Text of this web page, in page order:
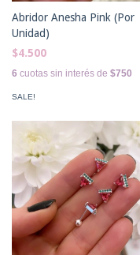
Abridor Anesha Pink (Por
Unidad)
$4.500
6 cuotas sin interés de $750
SALE!